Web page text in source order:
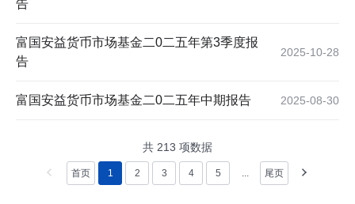
告
富国安益货币市场基金二0二五年第3季度报
告
2025-10-28
富国安益货币市场基金二0二五年中期报告 2025-08-30
共 213 项数据
首页 1 2 3 4 5 ... 尾页